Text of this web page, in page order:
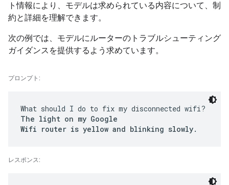
ト情報により、モデルは求められている内容について、制
約と詳細を理解できます。
次の例では、モデルにルーターのトラブルシューティング
ガイダンスを提供するよう求めています。
プロンプト:
What should I do to fix my disconnected wifi?
The light on my Google
Wifi router is yellow and blinking slowly.
レスポンス: